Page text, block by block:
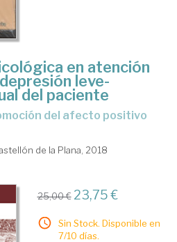
en atención
leve-
del paciente
del afecto positivo
de la Plana, 2018
25,00 € 23,75 €
Sin Stock. Disponible en
7/10 días.